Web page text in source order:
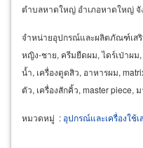
ตำบลหาดใหญ่ อำเภอหาดใหญ่ จั
จำหน่ายอุปกรณ์และผลิตภัณฑ์เสริ
หญิง-ชาย, ครีมยืดผม, ไดร์เป่าผม
น้ำ, เครื่องดูดสิว, อาหารผม,
ตัว, เครื่องสักคิ้ว, master piece,
หมวดหมู่ : อุปกรณ์และเครื่องใช้เ